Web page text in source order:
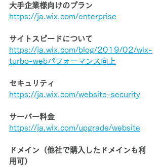
大手企業様向けのプラン
https://ja.wix.com/enterprise
サイトスピードについて
https://ja.wix.com/blog/2019/02/wix-
turbo-webパフォーマンス向上
セキュリティ
https://ja.wix.com/website-security
サーバー料金
https://ja.wix.com/upgrade/website
ドメイン（他社で購入したドメインも利
用可）